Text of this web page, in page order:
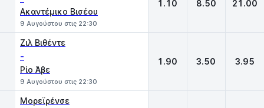
Ακαντέμικο Βισέου
9 Αυγούστου στις 22:30
1.10 8.50 21.00
Ζιλ Βιθέντε
-
Ρίο Άβε
9 Αυγούστου στις 22:30
1.90 3.50 3.95
Μορεϊρένσε